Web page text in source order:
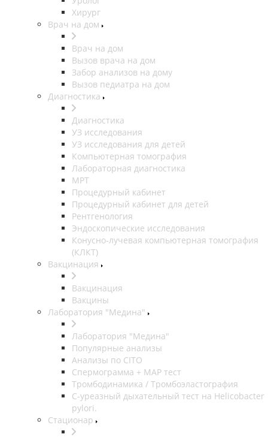
Хирург
Врач на дом
Врач на дом
Вызов врача на дом
Забор анализов на дому
Вызов педиатра на дом
Диагностика
Диагностика
УЗ исследования
УЗ исследования для детей
Компьютерная томография
Лабораторная диагностика
МРТ
Процедурный кабинет
Процедурный кабинет для детей
Рентгенология
Эндоскопические исследования
Конусно-лучевая компьютерная томография
(КЛКТ)
Вакцинация
Вакцинация
Вакцины
Лаборатория "Медина"
Лаборатория "Медина"
Популярные анализы
Анализы по CITO
Спермограмма + МАР тест
Тромбодинамика / Тромбоэластография
С-уреазный дыхательный тест на Helicobacter
pylori.
Стационар